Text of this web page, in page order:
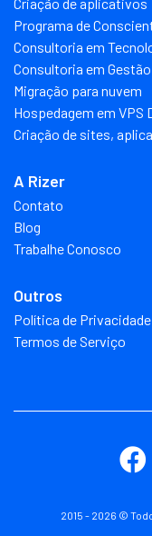
Criação de aplicativos
Programa de
Consultoria em
Consultoria em
Migração para nuvem
Hospedagem em VPS
Criação de sites,
A Rizer
Contato
Blog
Trabalhe Conosco
Outros
Política de Privacidade
Termos de Serviço
2015 - 2026 ©